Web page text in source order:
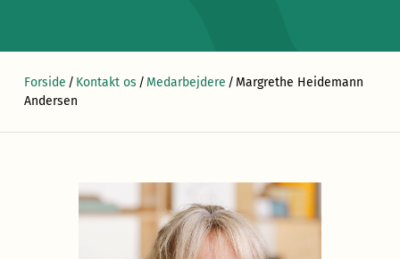
Forside / Kontakt os / Medarbejdere / Margrethe Heidemann
Andersen